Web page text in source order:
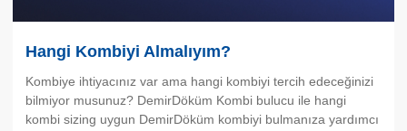
Hangi Kombiyi Almalıyım?
Kombiye ihtiyacınız var ama hangi kombiyi tercih edeceğinizi
bilmiyor musunuz? DemirDöküm Kombi bulucu ile hangi
kombi sizing uygun DemirDöküm kombiyi bulmanıza yardımcı